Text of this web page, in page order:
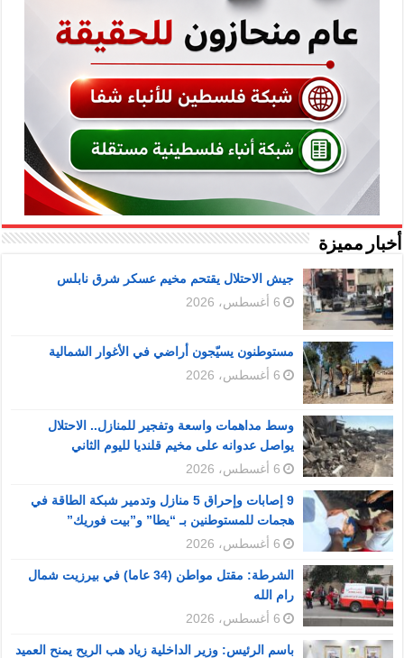
أخبار مميزة
جيش الاحتلال يقتحم مخيم عسكر شرق نابلس
6 أغسطس، 2026
مستوطنون يسيّجون أراضي في الأغوار الشمالية
6 أغسطس، 2026
وسط مداهمات واسعة وتفجير للمنازل.. الاحتلال
يواصل عدوانه على مخيم قلنديا لليوم الثاني
6 أغسطس، 2026
9 إصابات وإحراق 5 منازل وتدمير شبكة الطاقة في
هجمات للمستوطنين بـ “يطا” و”بيت فوريك”
6 أغسطس، 2026
الشرطة: مقتل مواطن (34 عاما) في بيرزيت شمال
رام الله
6 أغسطس، 2026
باسم الرئيس: وزير الداخلية زياد هب الريح يمنح العميد